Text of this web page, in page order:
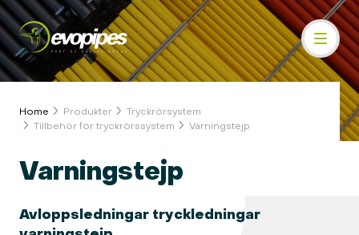
Home Produkter
Tryckrörsystem
Tillbehör för tryckrörssystem
Varningstejp
Varningstejp
Avloppsledningar tryckledningar